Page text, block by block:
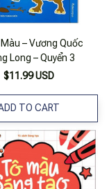
Màu – Vương Quốc
Long – Quyển 3
$11.99 USD
TO CART